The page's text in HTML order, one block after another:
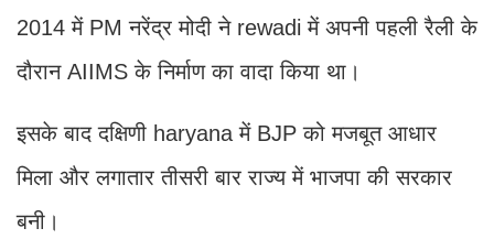
2014 में PM नरेंद्र मोदी ने rewadi में अपनी पहली रैली के
दौरान AIIMS के निर्माण का वादा किया था।
इसके बाद दक्षिणी haryana में BJP को मजबूत आधार
मिला और लगातार तीसरी बार राज्य में भाजपा की सरकार
बनी।